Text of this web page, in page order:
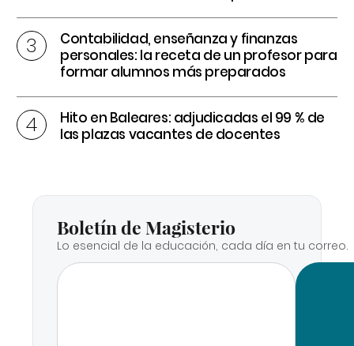
Contabilidad, enseñanza y finanzas
personales: la receta de un profesor para
formar alumnos más preparados
Hito en Baleares: adjudicadas el 99 % de
las plazas vacantes de docentes
Boletín de Magisterio
Lo esencial de la educación, cada día en tu correo.